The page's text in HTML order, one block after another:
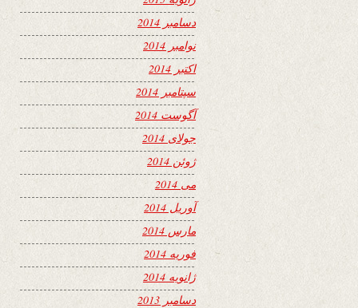
دسامبر 2014
نوامبر 2014
اکتبر 2014
سپتامبر 2014
آگوست 2014
جولای 2014
ژوئن 2014
می 2014
آوریل 2014
مارس 2014
فوریه 2014
ژانویه 2014
دسامبر 2013